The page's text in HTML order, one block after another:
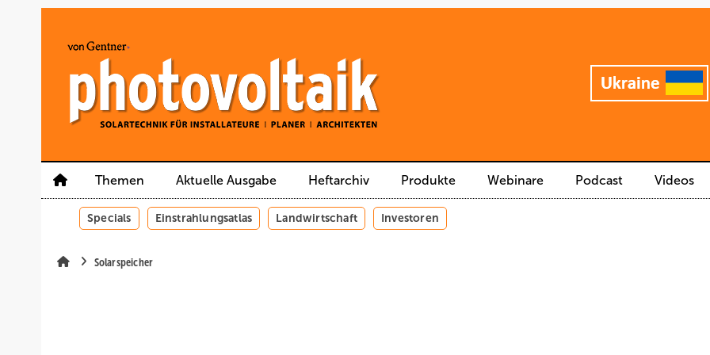
Themen Aktuelle Ausgabe Heftarchiv Produkte Webinare Podcast Videos
Specials Einstrahlungsatlas Landwirtschaft Investoren
Solarspeicher